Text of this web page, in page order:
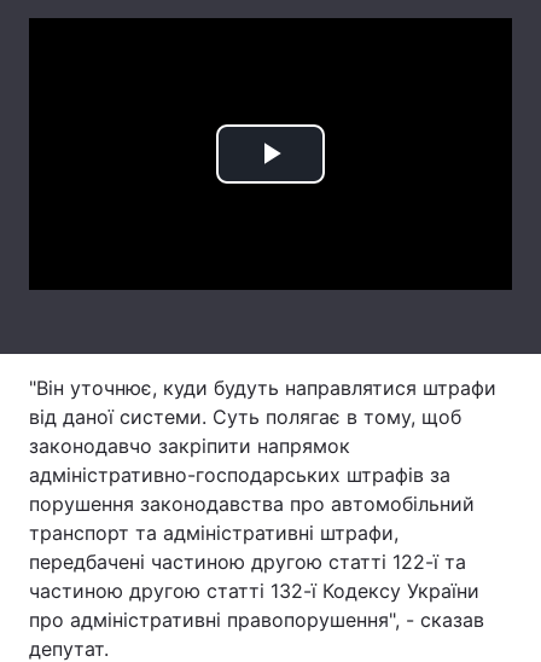
Контакти
Play
"Він уточнює, куди будуть направлятися штрафи
від даної системи. Суть полягає в тому, щоб
законодавчо закріпити напрямок
адміністративно-господарських штрафів за
порушення законодавства про автомобільний
транспорт та адміністративні штрафи,
передбачені частиною другою статті 122-ї та
частиною другою статті 132-ї Кодексу України
про адміністративні правопорушення", - сказав
депутат.